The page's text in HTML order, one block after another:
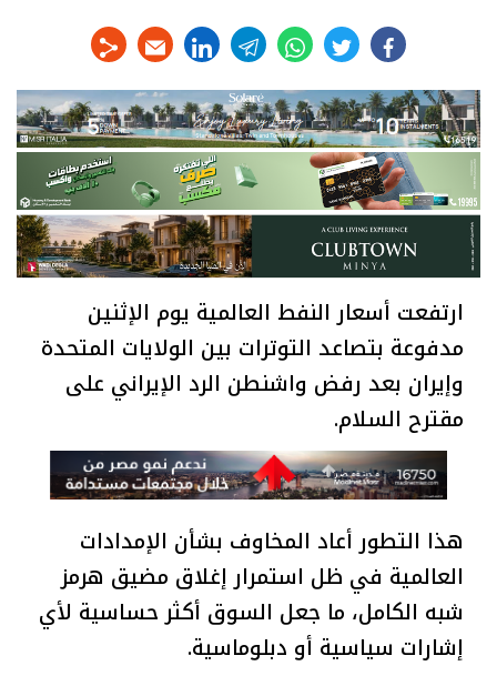
facebook
twitter
whats
telegram
linkedin
ارتفعت أسعار النفط العالمية يوم الإثنين
مدفوعة بتصاعد التوترات بين الولايات المتحدة
وإيران بعد رفض واشنطن الرد الإيراني على
مقترح السلام.
هذا التطور أعاد المخاوف بشأن الإمدادات
العالمية في ظل استمرار إغلاق مضيق هرمز
شبه الكامل، ما جعل السوق أكثر حساسية لأي
إشارات سياسية أو دبلوماسية.